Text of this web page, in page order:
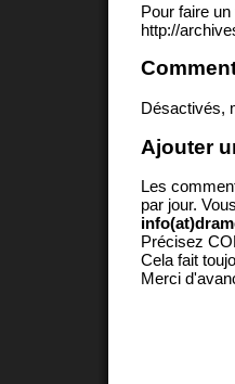
Pour faire
http://
Désactivés,
Ajouter
Les
par jour.
Précisez
Cela fait
Merci